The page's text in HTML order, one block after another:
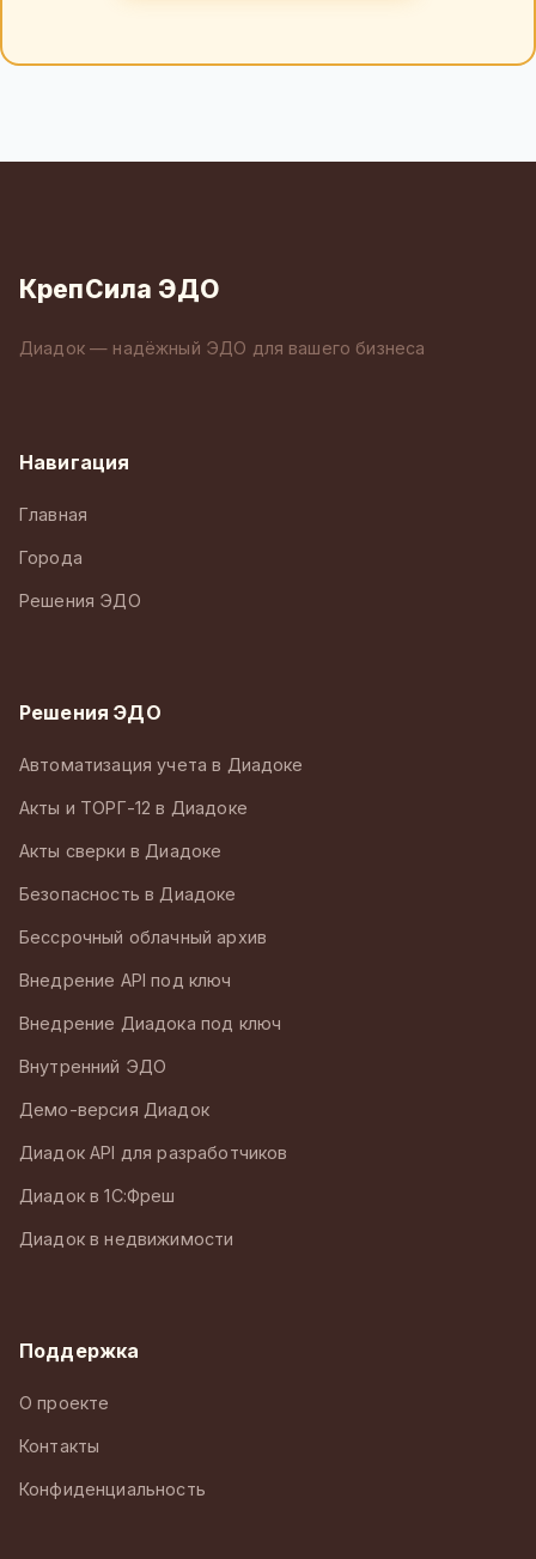
КрепСила ЭДО
Диадок — надёжный ЭДО для вашего бизнеса
Навигация
Главная
Города
Решения ЭДО
Решения ЭДО
Автоматизация учета в Диадоке
Акты и ТОРГ-12 в Диадоке
Акты сверки в Диадоке
Безопасность в Диадоке
Бессрочный облачный архив
Внедрение API под ключ
Внедрение Диадока под ключ
Внутренний ЭДО
Демо-версия Диадок
Диадок API для разработчиков
Диадок в 1С:Фреш
Диадок в недвижимости
Поддержка
О проекте
Контакты
Конфиденциальность